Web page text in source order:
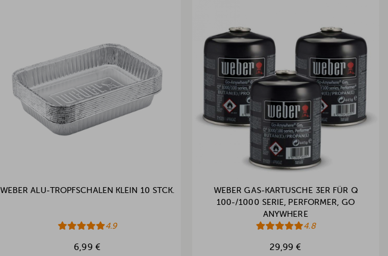
WEBER ALU-TROPFSCHALEN KLEIN 10 STCK.
4.9
6,99 €
WEBER GAS-KARTUSCHE 3ER FÜR Q
100-/1000 SERIE, PERFORMER, GO
ANYWHERE
4.8
29,99 €